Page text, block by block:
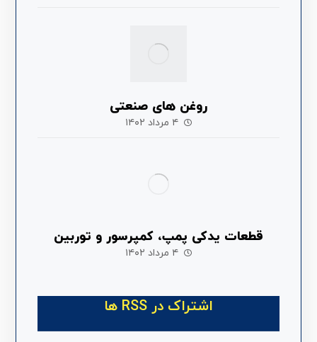
روغن های صنعتی
۴ مرداد ۱۴۰۲
قطعات یدکی پمپ، کمپرسور و توربین
۴ مرداد ۱۴۰۲
اشتراک در RSS ها